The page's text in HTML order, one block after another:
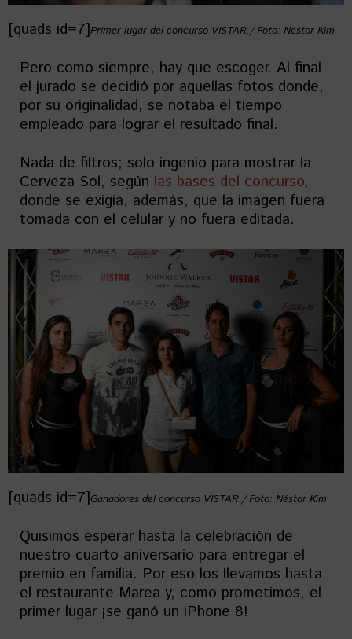
[quads id=7]Primer lugar del concurso VISTAR./ Foto: Néstor Kim
Pero como siempre, hay que escoger. Al final
el jurado se decidió por aquellas fotos donde,
por su originalidad, se notaba el tiempo
empleado para lograr el resultado final.
Nada de filtros; solo ingenio para mostrar la
Cerveza Sol, según las bases del concurso,
donde se exigía, además, que la imagen fuera
tomada con el celular y no fuera editada.
[quads id=7]Ganadores del concurso VISTAR./ Foto: Néstor Kim
Quisimos esperar hasta la celebración de
nuestro cuarto aniversario para entregar el
premio en familia. Por eso los llevamos hasta
el restaurante Marea y, como prometimos, el
primer lugar ¡se ganó un iPhone 8!